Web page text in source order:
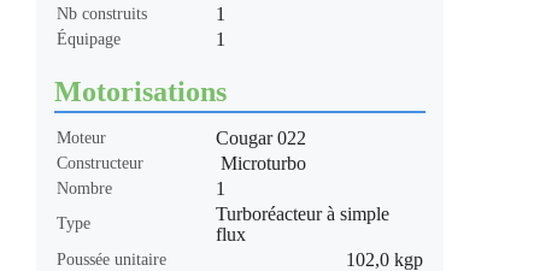
Nb construits 1
Équipage 1
Motorisations
Moteur Cougar 022
Constructeur Microturbo
Nombre 1
Type
Turboréacteur à simple
flux
Poussée unitaire 102,0 kgp